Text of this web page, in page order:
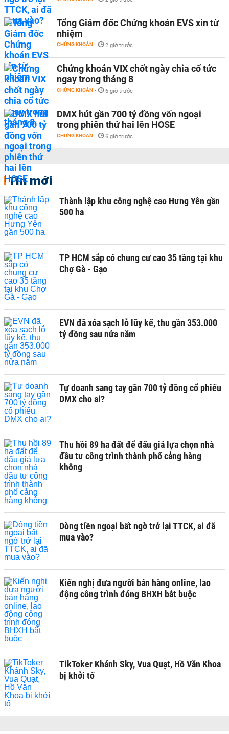
Tổng Giám đốc Chứng khoán EVS xin từ
nhiệm
CHỨNG KHOÁN - 2 giờ trước
Chứng khoán VIX chốt ngày chia cổ tức
ngay trong tháng 8
CHỨNG KHOÁN - 6 giờ trước
DMX hút gần 700 tỷ đồng vốn ngoại
trong phiên thứ hai lên HOSE
CHỨNG KHOÁN - 6 giờ trước
Tin mới
Thành lập khu công nghệ cao Hưng Yên gần
500 ha
TP HCM sắp có chung cư cao 35 tầng tại khu
Chợ Gà - Gạo
EVN đã xóa sạch lỗ lũy kế, thu gần 353.000
tỷ đồng sau nửa năm
Tự doanh sang tay gần 700 tỷ đồng cổ phiếu
DMX cho ai?
Thu hồi 89 ha đất để đấu giá lựa chọn nhà
đầu tư công trình thành phố cảng hàng
không
Dòng tiền ngoại bất ngờ trở lại TTCK, ai đã
mua vào?
Kiến nghị đưa người bán hàng online, lao
động công trình đóng BHXH bắt buộc
TikToker Khánh Sky, Vua Quạt, Hồ Văn Khoa
bị khởi tố